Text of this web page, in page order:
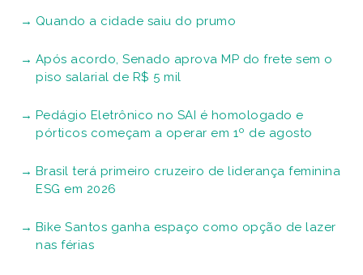
Quando a cidade saiu do prumo
Após acordo, Senado aprova MP do frete sem o
piso salarial de R$ 5 mil
Pedágio Eletrônico no SAI é homologado e
pórticos começam a operar em 1º de agosto
Brasil terá primeiro cruzeiro de liderança feminina
ESG em 2026
Bike Santos ganha espaço como opção de lazer
nas férias